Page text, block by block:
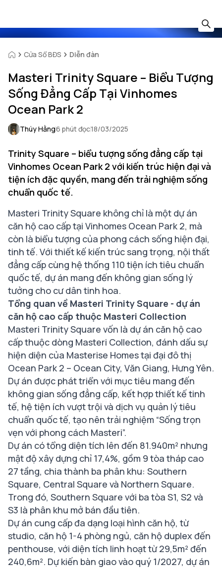
Cửa Sổ BĐS Diễn đàn
Masteri Trinity Square – Biểu Tượng
Sống Đẳng Cấp Tại Vinhomes
Ocean Park 2
Thúy Hằng6 phút đọc18/03/2025
Trinity Square – biểu tượng sống đẳng cấp tại
Vinhomes Ocean Park 2 với kiến trúc hiện đại và
tiện ích đặc quyền, mang đến trải nghiệm sống
chuẩn quốc tế.
Masteri Trinity Square không chỉ là một dự án
căn hộ cao cấp tại Vinhomes Ocean Park 2, mà
còn là biểu tượng của phong cách sống hiện đại,
tinh tế. Với thiết kế kiến trúc sang trọng, nội thất
đẳng cấp cùng hệ thống 110 tiện ích tiêu chuẩn
quốc tế, dự án mang đến không gian sống lý
tưởng cho cư dân tinh hoa.
Tổng quan về Masteri Trinity Square - dự án
căn hộ cao cấp thuộc Masteri Collection
Masteri Trinity Square vốn là dự án căn hộ cao
cấp thuộc dòng Masteri Collection, đánh dấu sự
hiện diện của Masterise Homes tại đại đô thị
Ocean Park 2 – Ocean City, Văn Giang, Hưng Yên.
Dự án được phát triển với mục tiêu mang đến
không gian sống đẳng cấp, kết hợp thiết kế tinh
tế, hệ tiện ích vượt trội và dịch vụ quản lý tiêu
chuẩn quốc tế, tạo nên trải nghiệm “Sống trọn
vẹn với phong cách Masteri”.
Dự án có tổng diện tích lên đến 81.940m² nhưng
mật độ xây dựng chỉ 17,4%, gồm 9 tòa tháp cao
27 tầng, chia thành ba phân khu: Southern
Square, Central Square và Northern Square.
Trong đó, Southern Square với ba tòa S1, S2 và
S3 là phân khu mở bán đầu tiên.
Dự án cung cấp đa dạng loại hình căn hộ, từ
studio, căn hộ 1-4 phòng ngủ, căn hộ duplex đến
penthouse, với diện tích linh hoạt từ 29,5m² đến
240,6m². Dự kiến bàn giao vào quý 1/2027, dự án